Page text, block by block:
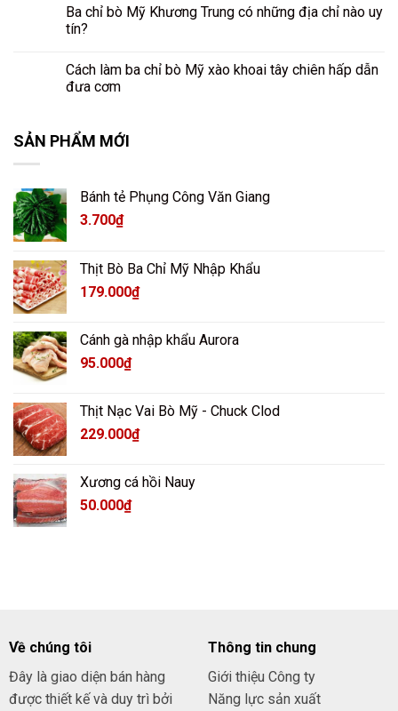
Ba chỉ bò Mỹ Khương Trung có những địa chỉ nào uy
tín?
Cách làm ba chỉ bò Mỹ xào khoai tây chiên hấp dẫn
đưa cơm
SẢN PHẨM MỚI
Bánh tẻ Phụng Công Văn Giang
3.700₫
Thịt Bò Ba Chỉ Mỹ Nhập Khẩu
179.000₫
Cánh gà nhập khẩu Aurora
95.000₫
Thịt Nạc Vai Bò Mỹ - Chuck Clod
229.000₫
Xương cá hồi Nauy
50.000₫
Về chúng tôi
Đây là giao diện bán hàng
được thiết kế và duy trì bởi
Thông tin chung
Giới thiệu Công ty
Năng lực sản xuất